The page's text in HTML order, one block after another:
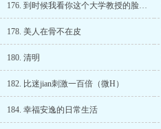
176. 到时候我看你这个大学教授的脸往哪放！【任务世界十】
178. 美人在骨不在皮
180. 清明
182. 比迷jian刺激一百倍（微H）
184. 幸福安逸的日常生活